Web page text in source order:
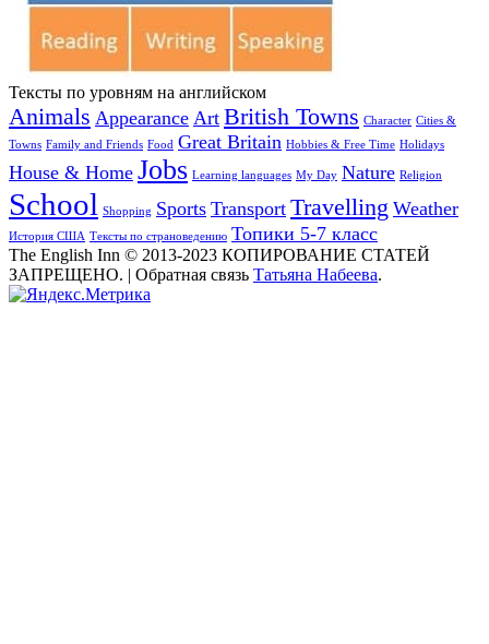
Тексты по уровням на английском
Animals Appearance Art British Towns Character Cities &
Towns Family and Friends Food Great Britain Hobbies & Free Time Holidays
House & Home Jobs Learning languages My Day Nature Religion
School Shopping Sports Transport Travelling Weather
История США Тексты по страноведению Топики 5-7 класс
The English Inn © 2013-2023 КОПИРОВАНИЕ СТАТЕЙ
ЗАПРЕЩЕНО. | Обратная связь Татьяна Набеева.